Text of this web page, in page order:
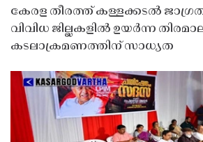
കേരള തീരത്ത് കള്ളക്കടൽ
വിവിധ ജില്ലകളിൽ ഉയർന്ന
കടലാക്രമണത്തിന് സാധ്യത